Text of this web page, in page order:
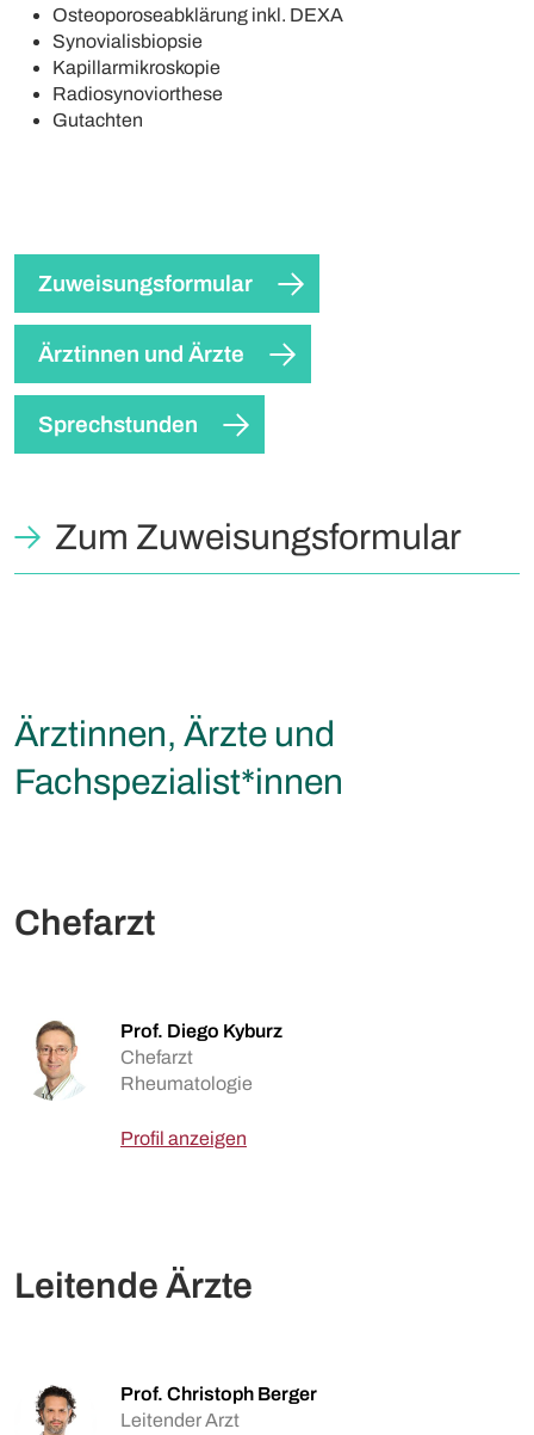
Osteoporoseabklärung inkl. DEXA
Synovialisbiopsie
Kapillarmikroskopie
Radiosynoviorthese
Gutachten
Zuweisungsformular
Ärztinnen und Ärzte
Sprechstunden
Zum Zuweisungsformular
Ärztinnen, Ärzte und
Fachspezialist*innen
Chefarzt
Prof. Diego Kyburz
Chefarzt
Rheumatologie
Profil anzeigen
Leitende Ärzte
Prof. Christoph Berger
Leitender Arzt